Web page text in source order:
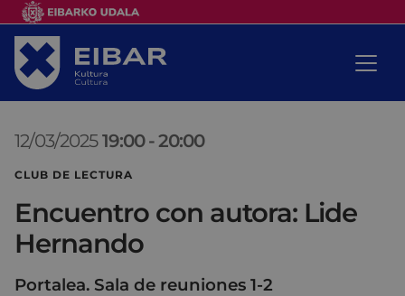
12/03/2025 19:00 -20:00
CLUB DE LECTURA
Encuentro con autora: Lide
Hernando
Portalea. Sala de reuniones 1-2